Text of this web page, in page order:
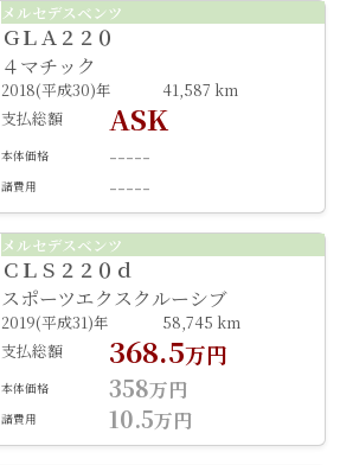
メルセデスベンツ
ＧＬＡ２２０
４マチック
2018(平成30)年
41,587 km
支払総額
ASK
本体価格 -----
諸費用 -----
メルセデスベンツ
ＣＬＳ２２０ｄ
スポーツエクスクルーシブ
2019(平成31)年
58,745 km
支払総額
368.5万円
本体価格 358万円
諸費用 10.5万円